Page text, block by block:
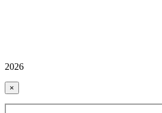
2026
×